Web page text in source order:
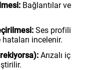
Bağlantılar ve
Ses profili
incelenir.
Arızalı iç